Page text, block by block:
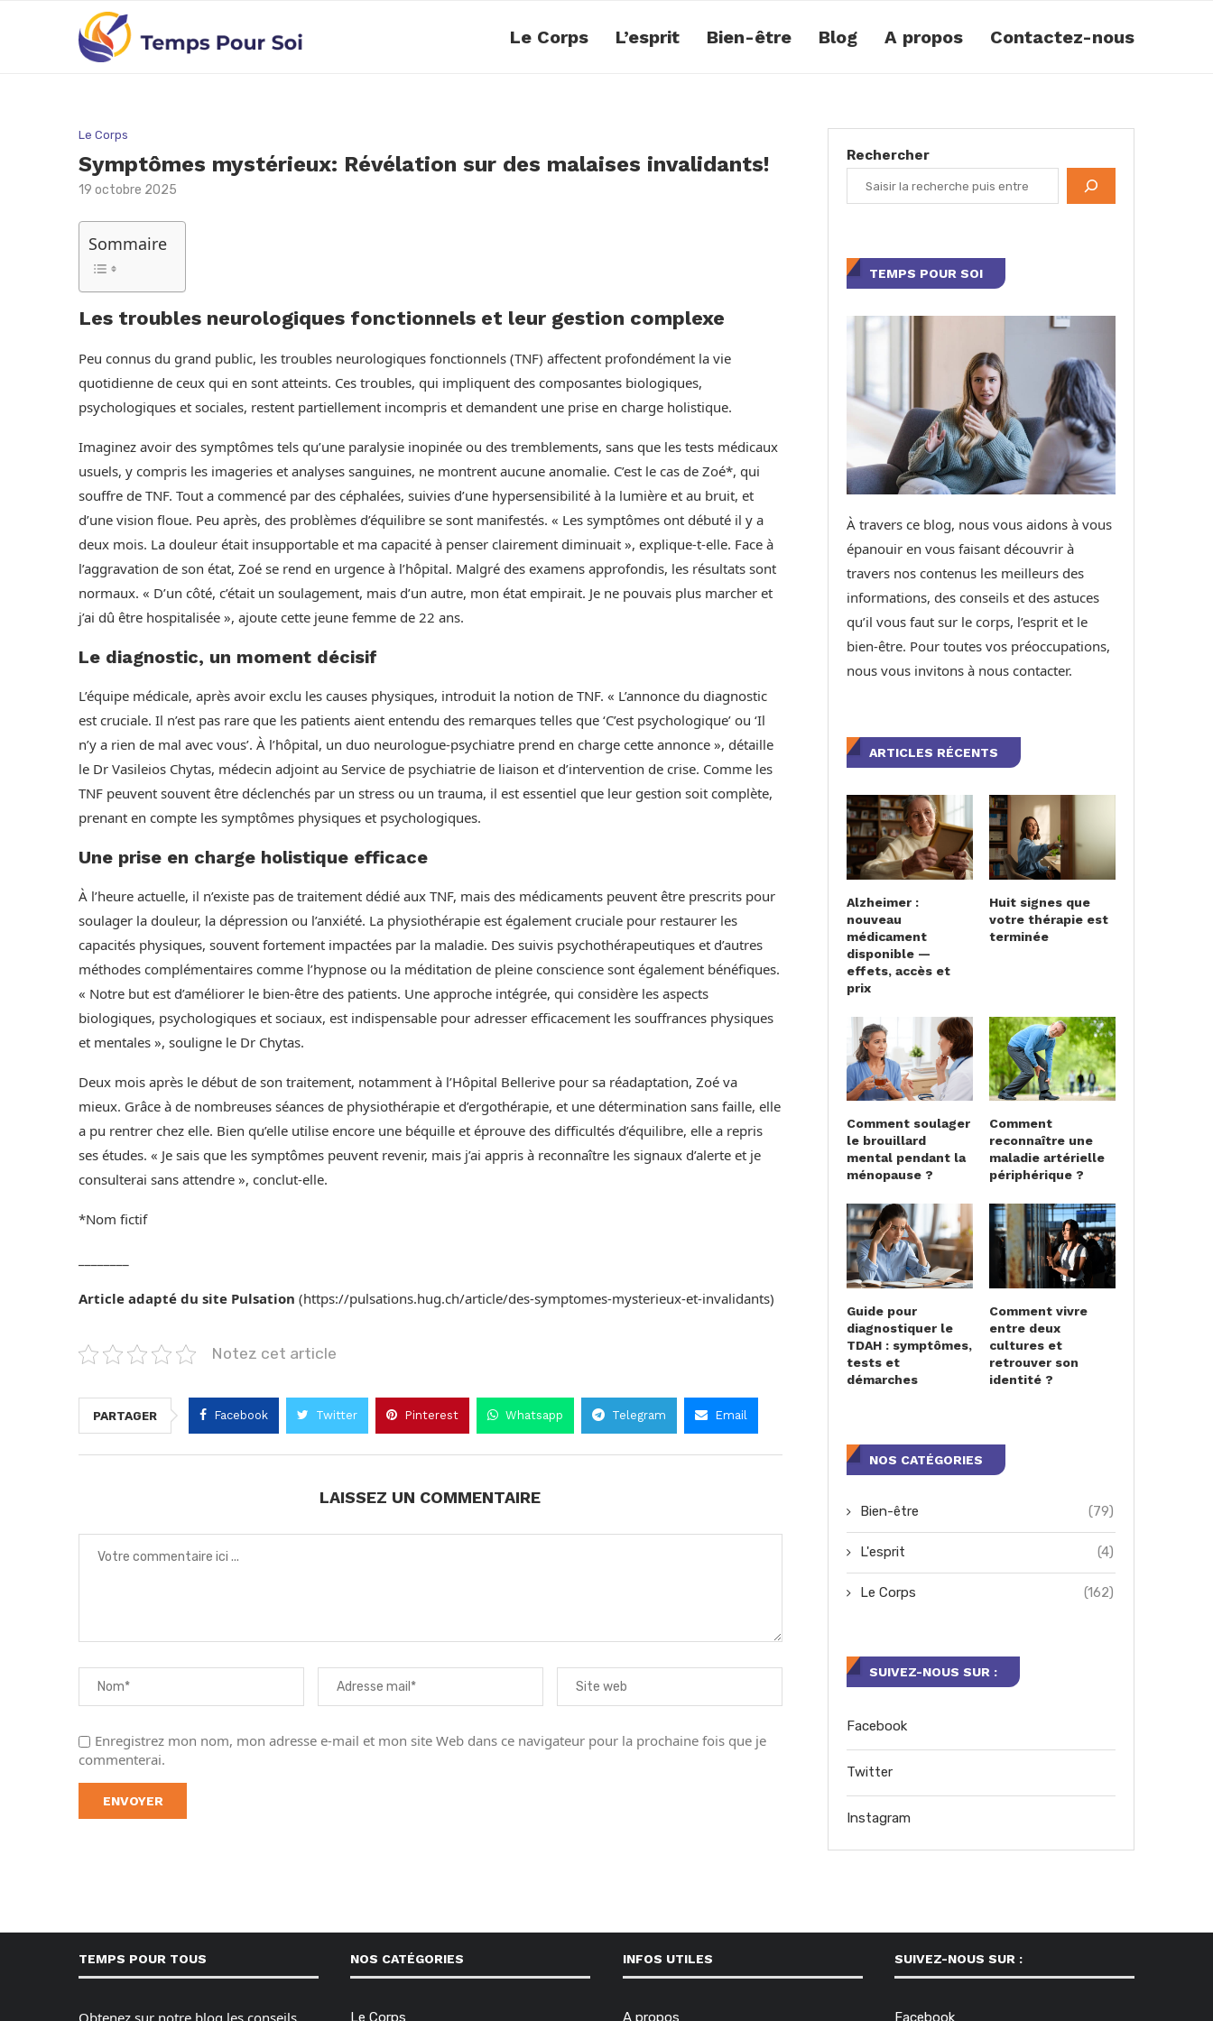
Le Corps L’esprit Bien-être Blog A propos Contactez-nous
Le Corps
Symptômes mystérieux: Révélation sur des malaises invalidants!
19 octobre 2025
Sommaire
Les troubles neurologiques fonctionnels et leur gestion complexe
Peu connus du grand public, les troubles neurologiques fonctionnels (TNF) affectent profondément la vie
quotidienne de ceux qui en sont atteints. Ces troubles, qui impliquent des composantes biologiques,
psychologiques et sociales, restent partiellement incompris et demandent une prise en charge holistique.
Imaginez avoir des symptômes tels qu’une paralysie inopinée ou des tremblements, sans que les tests médicaux
usuels, y compris les imageries et analyses sanguines, ne montrent aucune anomalie. C’est le cas de Zoé*, qui
souffre de TNF. Tout a commencé par des céphalées, suivies d’une hypersensibilité à la lumière et au bruit, et
d’une vision floue. Peu après, des problèmes d’équilibre se sont manifestés. « Les symptômes ont débuté il y a
deux mois. La douleur était insupportable et ma capacité à penser clairement diminuait », explique-t-elle. Face à
l’aggravation de son état, Zoé se rend en urgence à l’hôpital. Malgré des examens approfondis, les résultats sont
normaux. « D’un côté, c’était un soulagement, mais d’un autre, mon état empirait. Je ne pouvais plus marcher et
j’ai dû être hospitalisée », ajoute cette jeune femme de 22 ans.
Le diagnostic, un moment décisif
L’équipe médicale, après avoir exclu les causes physiques, introduit la notion de TNF. « L’annonce du diagnostic
est cruciale. Il n’est pas rare que les patients aient entendu des remarques telles que ‘C’est psychologique’ ou ‘Il
n’y a rien de mal avec vous’. À l’hôpital, un duo neurologue-psychiatre prend en charge cette annonce », détaille
le Dr Vasileios Chytas, médecin adjoint au Service de psychiatrie de liaison et d’intervention de crise. Comme les
TNF peuvent souvent être déclenchés par un stress ou un trauma, il est essentiel que leur gestion soit complète,
prenant en compte les symptômes physiques et psychologiques.
Une prise en charge holistique efficace
À l’heure actuelle, il n’existe pas de traitement dédié aux TNF, mais des médicaments peuvent être prescrits pour
soulager la douleur, la dépression ou l’anxiété. La physiothérapie est également cruciale pour restaurer les
capacités physiques, souvent fortement impactées par la maladie. Des suivis psychothérapeutiques et d’autres
méthodes complémentaires comme l’hypnose ou la méditation de pleine conscience sont également bénéfiques.
« Notre but est d’améliorer le bien-être des patients. Une approche intégrée, qui considère les aspects
biologiques, psychologiques et sociaux, est indispensable pour adresser efficacement les souffrances physiques
et mentales », souligne le Dr Chytas.
Deux mois après le début de son traitement, notamment à l’Hôpital Bellerive pour sa réadaptation, Zoé va
mieux. Grâce à de nombreuses séances de physiothérapie et d’ergothérapie, et une détermination sans faille, elle
a pu rentrer chez elle. Bien qu’elle utilise encore une béquille et éprouve des difficultés d’équilibre, elle a repris
ses études. « Je sais que les symptômes peuvent revenir, mais j’ai appris à reconnaître les signaux d’alerte et je
consulterai sans attendre », conclut-elle.
*Nom fictif
Article adapté du site Pulsation (https://pulsations.hug.ch/article/des-symptomes-mysterieux-et-invalidants)
Notez cet article
PARTAGER Facebook Twitter Pinterest Whatsapp Telegram Email
LAISSEZ UN COMMENTAIRE
Enregistrez mon nom, mon adresse e-mail et mon site Web dans ce navigateur pour la prochaine fois que je
commenterai.
Rechercher
TEMPS POUR SOI
À travers ce blog, nous vous aidons à vous
épanouir en vous faisant découvrir à
travers nos contenus les meilleurs des
informations, des conseils et des astuces
qu’il vous faut sur le corps, l’esprit et le
bien-être. Pour toutes vos préoccupations,
nous vous invitons à nous contacter.
ARTICLES RÉCENTS
Alzheimer :
nouveau
médicament
disponible —
effets, accès et
prix
Huit signes que
votre thérapie est
terminée
Comment soulager
le brouillard
mental pendant la
ménopause ?
Comment
reconnaître une
maladie artérielle
périphérique ?
Guide pour
diagnostiquer le
TDAH : symptômes,
tests et
démarches
Comment vivre
entre deux
cultures et
retrouver son
identité ?
NOS CATÉGORIES
Bien-être (79)
L'esprit (4)
Le Corps (162)
SUIVEZ-NOUS SUR :
Facebook
Twitter
Instagram
TEMPS POUR TOUS
Obtenez sur notre blog les conseils,
NOS CATÉGORIES
Le Corps
INFOS UTILES
A propos
SUIVEZ-NOUS SUR :
Facebook